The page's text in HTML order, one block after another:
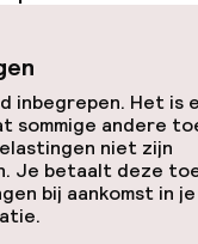
inbegrepen. Het is
sommige andere
niet zijn
Je betaalt deze
bij aankomst in je